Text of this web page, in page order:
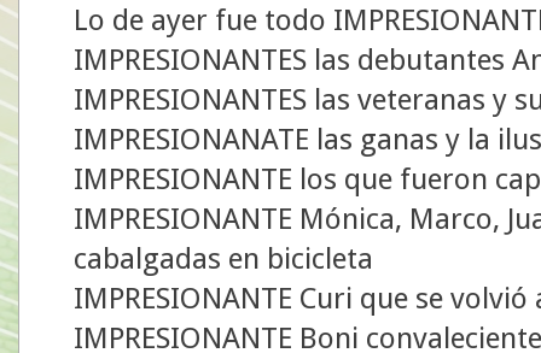
Lo de ayer fue todo
IMPRESIONANTES las debutantes
IMPRESIONANTES las veteranas y
IMPRESIONANATE las ganas y la
IMPRESIONANTE los que fueron
IMPRESIONANTE Mónica, Marco,
cabalgadas en bicicleta
IMPRESIONANTE Curi que se
IMPRESIONANTE Boni